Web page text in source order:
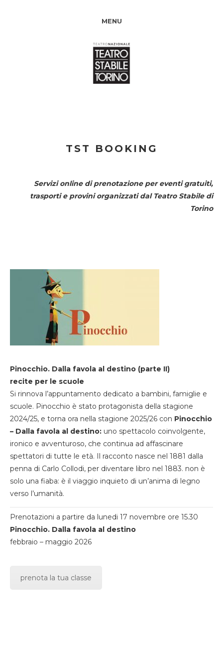
MENU
TST BOOKING
Servizi online di prenotazione per eventi gratuiti,
trasporti e provini organizzati dal Teatro Stabile di
Torino
Pinocchio. Dalla favola al destino (parte II)
recite per le scuole
Si rinnova l’appuntamento dedicato a bambini, famiglie e
scuole. Pinocchio è stato protagonista della stagione
2024/25, e torna ora nella stagione 2025/26 con Pinocchio
– Dalla favola al destino: uno spettacolo coinvolgente,
ironico e avventuroso, che continua ad affascinare
spettatori di tutte le età. Il racconto nasce nel 1881 dalla
penna di Carlo Collodi, per diventare libro nel 1883. non è
solo una fiaba: è il viaggio inquieto di un’anima di legno
verso l’umanità.
Prenotazioni a partire da lunedi 17 novembre ore 15.30
Pinocchio. Dalla favola al destino
febbraio – maggio 2026
prenota la tua classe